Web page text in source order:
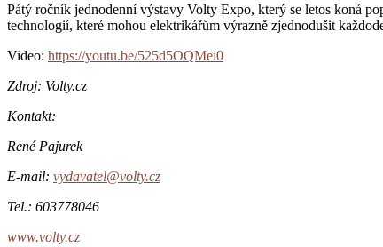
Pátý ročník jednodenní výstavy Volty Expo, který se letos koná
technologií, které mohou elektrikářům výrazně zjednodušit
Video: https://youtu.be/525d5OQMei0
Zdroj: Volty.cz
Kontakt:
René Pajurek
E-mail: vydavatel@volty.cz
Tel.: 603778046
www.volty.cz